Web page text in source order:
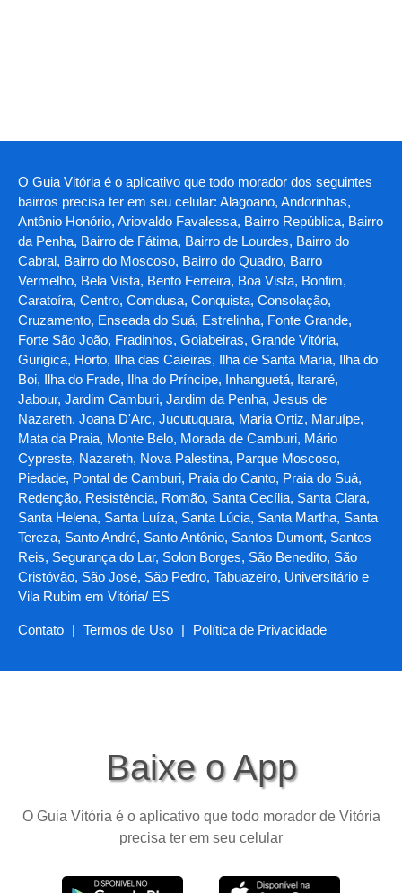
O Guia Vitória é o aplicativo que todo morador dos seguintes
bairros precisa ter em seu celular: Alagoano, Andorinhas,
Antônio Honório, Ariovaldo Favalessa, Bairro República, Bairro
da Penha, Bairro de Fátima, Bairro de Lourdes, Bairro do
Cabral, Bairro do Moscoso, Bairro do Quadro, Barro
Vermelho, Bela Vista, Bento Ferreira, Boa Vista, Bonfim,
Caratoíra, Centro, Comdusa, Conquista, Consolação,
Cruzamento, Enseada do Suá, Estrelinha, Fonte Grande,
Forte São João, Fradinhos, Goiabeiras, Grande Vitória,
Gurigica, Horto, Ilha das Caieiras, Ilha de Santa Maria, Ilha do
Boi, Ilha do Frade, Ilha do Príncipe, Inhanguetá, Itararé,
Jabour, Jardim Camburi, Jardim da Penha, Jesus de
Nazareth, Joana D'Arc, Jucutuquara, Maria Ortiz, Maruípe,
Mata da Praia, Monte Belo, Morada de Camburi, Mário
Cypreste, Nazareth, Nova Palestina, Parque Moscoso,
Piedade, Pontal de Camburi, Praia do Canto, Praia do Suá,
Redenção, Resistência, Romão, Santa Cecília, Santa Clara,
Santa Helena, Santa Luíza, Santa Lúcia, Santa Martha, Santa
Tereza, Santo André, Santo Antônio, Santos Dumont, Santos
Reis, Segurança do Lar, Solon Borges, São Benedito, São
Cristóvão, São José, São Pedro, Tabuazeiro, Universitário e
Vila Rubim em Vitória/ ES
Contato | Termos de Uso | Política de Privacidade
Baixe o App
O Guia Vitória é o aplicativo que todo morador de Vitória
precisa ter em seu celular